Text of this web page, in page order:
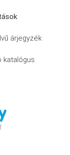
árjegyzék
katalógus